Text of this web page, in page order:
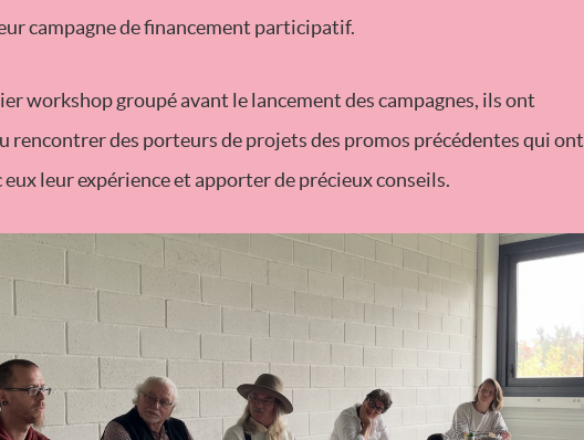
campagne de financement participatif.
workshop groupé avant le lancement des campagnes, ils ont
rencontrer des porteurs de projets des promos précédentes qui ont
eux leur expérience et apporter de précieux conseils.